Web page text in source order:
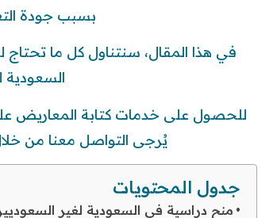
بسبب جودة
في هذا المقال، سنتناول كل ما
السعودية
للحصول على خدمات كتابة المعاريض
يُرجى التواصل معنا من
جدول المحتويات
منح دراسية في السعودية لغير السعوديين